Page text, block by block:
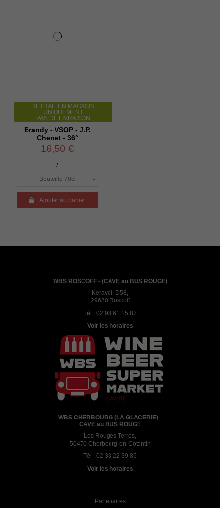
RETRAIT EN MAGASIN
UNIQUEMENT
PAS DE LIVRAISON
Brandy - VSOP - J.P.
Chenet - 36°
16,50 €
/
Ajouter au panier
WBS ROSCOFF - (CAVE au BUS ROUGE)
Keravel, D58,
29680 Roscoff
Tél : 02 98 61 15 87
Voir les horaires
WBS CHERBOURG (LA GLACERIE) -
CAVE au BUS ROUGE
Les Rouges Terres,
50470 Cherbourg-en-Cotentin
Tél : 02 33 22 39 85
Voir les horaires
Partenaires